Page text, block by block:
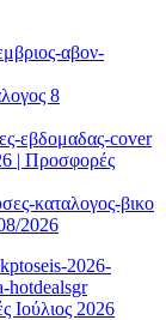
8
| Προσφορές
2026
Ιούλιος 2026